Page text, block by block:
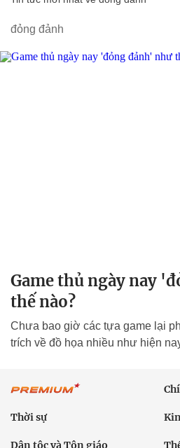
đỏng đảnh
Game thủ ngày nay
thế nào?
Chưa bao giờ các tựa game lại
trích về đồ họa nhiều như hiện
Thời sự